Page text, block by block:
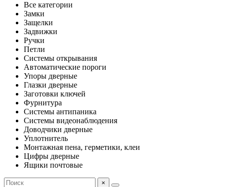
Все категории
Замки
Защелки
Задвижки
Ручки
Петли
Системы открывания
Автоматические пороги
Упоры дверные
Глазки дверные
Заготовки ключей
Фурнитура
Системы антипаника
Системы видеонаблюдения
Доводчики дверные
Уплотнитель
Монтажная пена, герметики, клеи
Цифры дверные
Ящики почтовые
×